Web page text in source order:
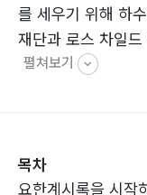
를 세우기 위해 하
재단과 로스 차일
버그 등 새 세계단
을 이해하지 못했기
번째 짐승(교황권)
펼쳐보기
목차
요한계시록을 시작